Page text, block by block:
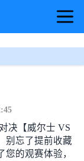
决【威尔士 VS
别忘了提前收藏
的观赛体验，